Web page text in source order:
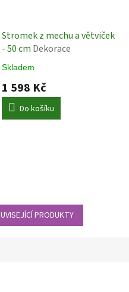
Stromek z mechu a větviček
- 50 cm Dekorace
Skladem
1 598 Kč
Do košíku
PRODUKTY